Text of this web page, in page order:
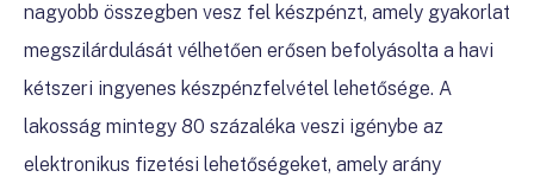
nagyobb összegben vesz fel készpénzt, amely gyakorlat
megszilárdulását vélhetően erősen befolyásolta a havi
kétszeri ingyenes készpénzfelvétel lehetősége. A
lakosság mintegy 80 százaléka veszi igénybe az
elektronikus fizetési lehetőségeket, amely arány